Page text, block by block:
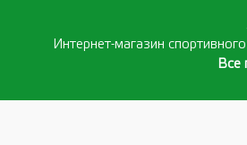
Интернет-магазин
Все